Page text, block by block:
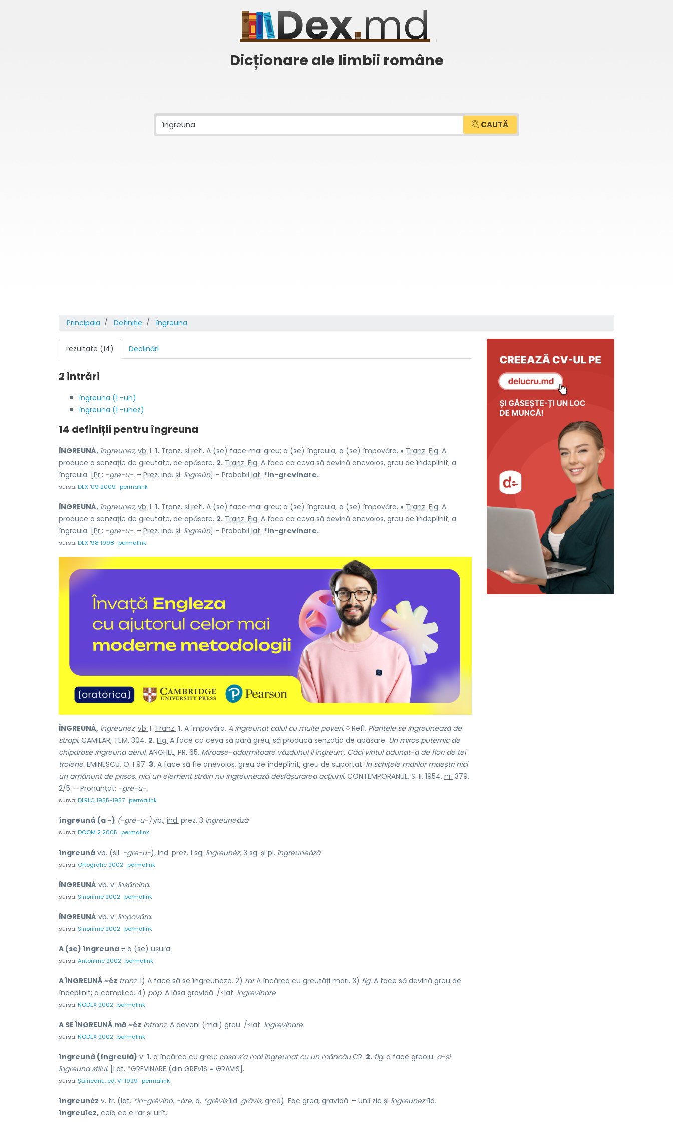
Dicționare ale limbii române
CAUTĂ
Principala Definiție îngreuna
rezultate (14) Declinări
2 intrări
îngreuna (1 -un)
îngreuna (1 -unez)
14 definiții pentru îngreuna
ÎNGREUNÁ, îngreunez, vb. I. 1. Tranz. și refl. A (se) face mai greu; a (se) îngreuia, a (se) împovăra. ♦ Tranz. Fig. A
produce o senzație de greutate, de apăsare. 2. Tranz. Fig. A face ca ceva să devină anevoios, greu de îndeplinit; a
îngreuia. [ Pr.: -gre-u-. – Prez. ind. și: îngreún] – Probabil lat. *in-grevinare.
sursa:DEX '09 2009 permalink
ÎNGREUNÁ, îngreunez, vb. I. 1. Tranz. și refl. A (se) face mai greu; a (se) îngreuia, a (se) împovăra. ♦ Tranz. Fig. A
produce o senzație de greutate, de apăsare. 2. Tranz. Fig. A face ca ceva să devină anevoios, greu de îndeplinit; a
îngreuia. [ Pr.: -gre-u-. – Prez. ind. și: îngreún] – Probabil lat. *in-grevinare.
sursa:DEX '98 1998 permalink
ÎNGREUNÁ, îngreunez, vb. I. Tranz. 1. A împovăra. A îngreunat calul cu multe poveri. ◊ Refl. Plantele se îngreunează de
stropi. CAMILAR, TEM. 304. 2. Fig. A face ca ceva să pară greu, să producă senzația de apăsare. Un miros puternic de
chiparose îngreuna aerul. ANGHEL, PR. 65. Miroase-adormitoare văzduhul îl îngreun’, Căci vîntul adunat-a de flori de tei
troiene. EMINESCU, O. I 97. 3. A face să fie anevoios, greu de îndeplinit, greu de suportat. În schițele marilor maeștri nici
un amănunt de prisos, nici un element străin nu îngreunează desfășurarea acțiunii. CONTEMPORANUL, S. II, 1954, nr. 379,
2/5. – Pronunțat: -gre-u-.
sursa:DLRLC 1955-1957 permalink
îngreuná (a ~) (-gre-u-) vb., ind. prez. 3 îngreuneáză
sursa:DOOM 2 2005 permalink
îngreuná vb. (sil. -gre-u-), ind. prez. 1 sg. îngreunéz, 3 sg. și pl. îngreuneáză
sursa: Ortografic 2002 permalink
ÎNGREUNÁ vb. v. însărcina.
sursa: Sinonime 2002 permalink
ÎNGREUNÁ vb. v. împovăra.
sursa: Sinonime 2002 permalink
A (se) îngreuna ≠ a (se) ușura
sursa:Antonime 2002 permalink
A ÎNGREUNÁ ~éz tranz. 1) A face să se îngreuneze. 2) rarA încărca cu greutăți mari. 3) fig. A face să devină greu de
îndeplinit; a complica. 4) pop. A lăsa gravidă. /<lat. ingrevinare
sursa:NODEX 2002 permalink
A SE ÎNGREUNÁ mă ~éz intranz. A deveni (mai) greu. /<lat. ingrevinare
sursa:NODEX 2002 permalink
îngreunà (îngreuià) v. 1. a încărca cu greu: casa s’a mai îngreunat cu un mâncăuCR. 2. fig. a face greoiu: a-și
îngreuna stilul. [Lat. *GREVINARE (din GREVIS = GRAVIS].
sursa:Șăineanu, ed. VI 1929 permalink
îngreunéz v. tr. (lat. *in-grévino, -áre, d. *grĕvisîld. grăvis, greŭ). Fac grea, gravidă. – Uniĭ zic și îngreunezîld.
îngreuĭez, ceĭa ce e rar și urît.